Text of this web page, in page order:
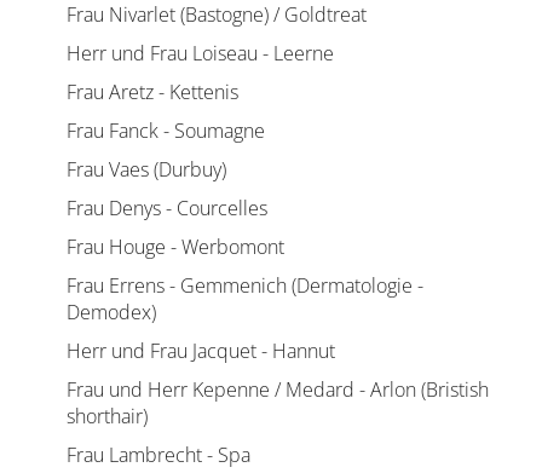
Frau Nivarlet (Bastogne) / Goldtreat
Herr und Frau Loiseau - Leerne
Frau Aretz - Kettenis
Frau Fanck - Soumagne
Frau Vaes (Durbuy)
Frau Denys - Courcelles
Frau Houge - Werbomont
Frau Errens - Gemmenich (Dermatologie -
Demodex)
Herr und Frau Jacquet - Hannut
Frau und Herr Kepenne / Medard - Arlon (Bristish
shorthair)
Frau Lambrecht - Spa